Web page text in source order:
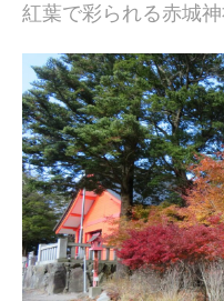
紅葉で彩られる赤城